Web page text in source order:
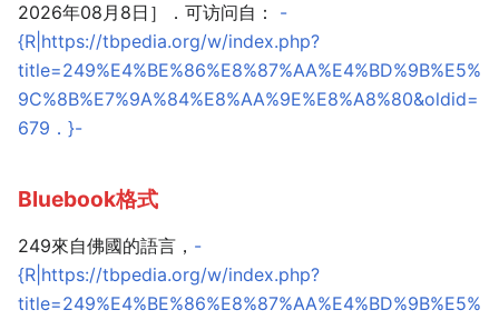
2026年08月8日］．可访问自： -
{R|https://tbpedia.org/w/index.php?
title=249%E4%BE%86%E8%87%AA%E4%BD%9B%E5%
9C%8B%E7%9A%84%E8%AA%9E%E8%A8%80&oldid=
679．}-
Bluebook格式
249來自佛國的語言， -
{R|https://tbpedia.org/w/index.php?
title=249%E4%BE%86%E8%87%AA%E4%BD%9B%E5%